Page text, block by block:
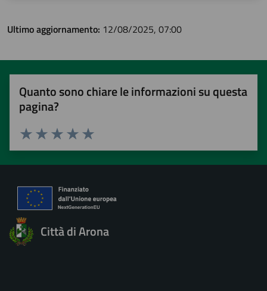
Ultimo aggiornamento: 12/08/2025, 07:00
Quanto sono chiare le informazioni su questa
pagina?
Valuta 5 stelle su 5
Valuta 4 stelle su 5
Valuta 3 stelle su 5
Valuta 2 stelle su 5
Valuta 1 stelle su 5
Città di Arona